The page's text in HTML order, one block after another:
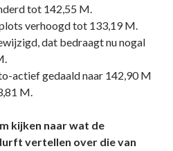
tot 142,55 M.
verhoogd tot 133,19 M.
dat bedraagt nu nogal
actief gedaald naar 142,90 M
M.
kijken naar wat de
vertellen over die van